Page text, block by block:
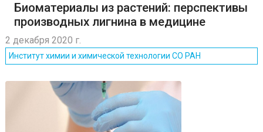
Биоматериалы из растений: перспективы
производных лигнина в медицине
2 декабря 2020 г.
Институт химии и химической технологии СО РАН